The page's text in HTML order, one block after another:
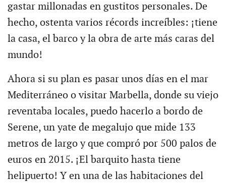
gastar millonadas en gustitos personales. De
hecho, ostenta varios récords increíbles: ¡tiene
la casa, el barco y la obra de arte más caras del
mundo!
Ahora si su plan es pasar unos días en el mar
Mediterráneo o visitar Marbella, donde su viejo
reventaba locales, puedo hacerlo a bordo de
Serene, un yate de megalujo que mide 133
metros de largo y que compró por 500 palos de
euros en 2015. ¡El barquito hasta tiene
helipuerto! Y en una de las habitaciones del